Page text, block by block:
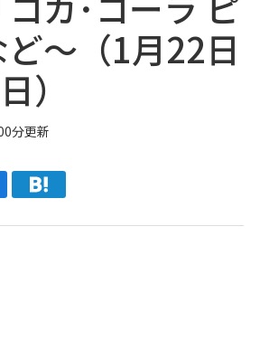
〜（1月22日
）
分更新